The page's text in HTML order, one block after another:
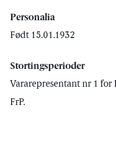
Personalia
Født 15.01.1932
Stortingsperioder
Vararepresentant nr 1 for
FrP.